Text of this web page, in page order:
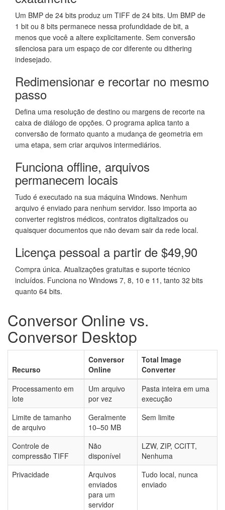
Um BMP de 24 bits produz um TIFF de 24 bits. Um BMP de
1 bit ou 8 bits permanece nessa profundidade de bit, a
menos que você a altere explicitamente. Sem conversão
silenciosa para um espaço de cor diferente ou dithering
indesejado.
Redimensionar e recortar no mesmo
passo
Defina uma resolução de destino ou margens de recorte na
caixa de diálogo de opções. O programa aplica tanto a
conversão de formato quanto a mudança de geometria em
uma etapa, sem criar arquivos intermediários.
Funciona offline, arquivos
permanecem locais
Tudo é executado na sua máquina Windows. Nenhum
arquivo é enviado para nenhum servidor. Isso importa ao
converter registros médicos, contratos digitalizados ou
quaisquer documentos que não devam sair da rede local.
Licença pessoal a partir de $49,90
Compra única. Atualizações gratuitas e suporte técnico
incluídos. Funciona no Windows 7, 8, 10 e 11, tanto 32 bits
quanto 64 bits.
Conversor Online vs.
Conversor Desktop
Recurso
Conversor
Online
Total Image
Converter
Processamento em
lote
Um arquivo
por vez
Pasta inteira em uma
execução
Limite de tamanho
de arquivo
Geralmente
10–50 MB
Sem limite
Controle de
compressão TIFF
Não
disponível
LZW, ZIP, CCITT,
Nenhuma
Privacidade
Arquivos
enviados
para um
servidor
Tudo local, nunca
enviado